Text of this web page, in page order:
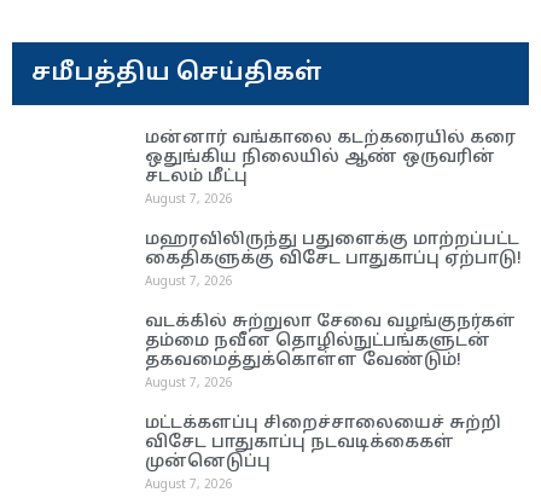
சமீபத்திய செய்திகள்
மன்னார் வங்காலை கடற்கரையில் கரை
ஒதுங்கிய நிலையில் ஆண் ஒருவரின்
சடலம் மீட்பு
August 7, 2026
மஹரவிலிருந்து பதுளைக்கு மாற்றப்பட்ட
கைதிகளுக்கு விசேட பாதுகாப்பு ஏற்பாடு!
August 7, 2026
வடக்கில் சுற்றுலா சேவை வழங்குநர்கள்
தம்மை நவீன தொழில்நுட்பங்களுடன்
தகவமைத்துக்கொள்ள வேண்டும்!
August 7, 2026
மட்டக்களப்பு சிறைச்சாலையைச் சுற்றி
விசேட பாதுகாப்பு நடவடிக்கைகள்
முன்னெடுப்பு
August 7, 2026